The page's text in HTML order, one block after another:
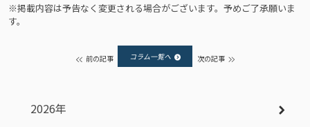
※掲載内容は予告なく変更される場合がございます。予めご了承願いま
す。
前の記事 コラム一覧へ 次の記事
2026年